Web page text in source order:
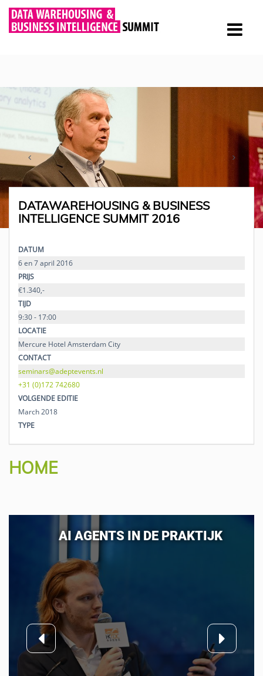
DATAWAREHOUSING & BUSINESS
INTELLIGENCE SUMMIT 2016
DATUM
6 en 7 april 2016
PRIJS
€1.340,-
TIJD
9:30 - 17:00
LOCATIE
Mercure Hotel Amsterdam City
CONTACT
seminars@adeptevents.nl
+31 (0)172 742680
VOLGENDE EDITIE
March 2018
TYPE
HOME
AGILE DATAWAREHOUSE DESIGN &